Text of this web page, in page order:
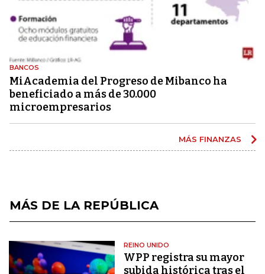
BANCOS
MiAcademia del Progreso de Mibanco ha
beneficiado a más de 30.000
microempresarios
MÁS FINANZAS
MÁS DE LA REPÚBLICA
REINO UNIDO
WPP registra su mayor
subida histórica tras el